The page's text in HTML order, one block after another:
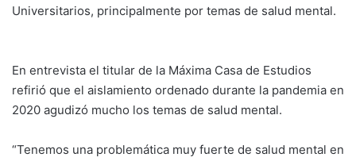
Universitarios, principalmente por temas de salud mental.
En entrevista el titular de la Máxima Casa de Estudios
refirió que el aislamiento ordenado durante la pandemia en
2020 agudizó mucho los temas de salud mental.
“Tenemos una problemática muy fuerte de salud mental en